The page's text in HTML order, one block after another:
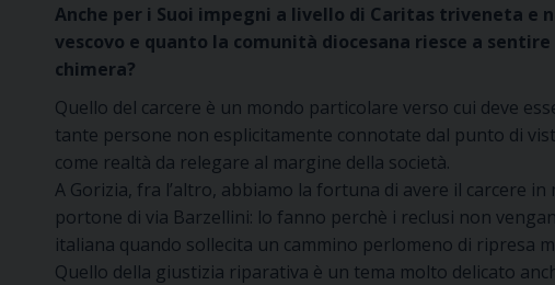
Anche per i Suoi impegni a livello di Caritas triveneta
vescovo e quanto la comunità diocesana riesce a
chimera?
Quello del carcere è un mondo particolare verso cui deve
tante persone non esplicitamente connotate dal punto di
come realtà da relegare al margine della società.
A Gorizia, fra l’altro, abbiamo la fortuna di avere il carcere
portone di via Barzellini: lo fanno perchè i reclusi non
italiana quando sollecita un cammino perlomeno di ripresa
Quello della giustizia riparativa è un tema molto delicato